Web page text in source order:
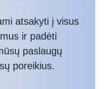
atsakyti į visus
ir padėti
paslaugų
poreikius.